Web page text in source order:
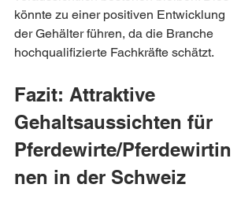
könnte zu einer positiven Entwicklung
der Gehälter führen, da die Branche
hochqualifizierte Fachkräfte schätzt.
Fazit: Attraktive
Gehaltsaussichten für
Pferdewirte/Pferdewirtin
nen in der Schweiz